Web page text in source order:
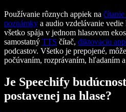
Používanie rôznych appiek na čítanie
poznámky a audio vzdelávanie
všetko spája v jednom hlasovom
samostatný TTS čítač, diktovaciu
podcastov. Všetko je prepojené,
počúvaním, rozprávaním, hľadaním
Je Speechify
postavenej na hlase?